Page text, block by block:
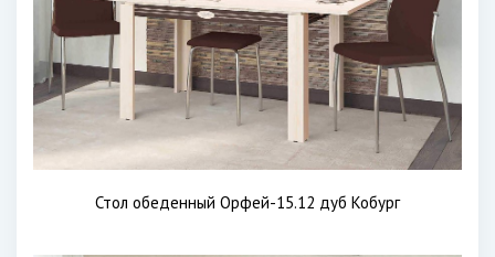
Стол обеденный Орфей-15.12 дуб Кобург